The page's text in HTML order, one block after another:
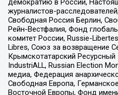
демократию в России,
журналистов-
Свободная Россия Берлин,
Рейн-Вестфалия, Фонд
комитет России, Russie-
Libres, Союз за возвращение
Крымскотатарский
IndustriALL, Russian Election
медиа, Федерация
Свободная Европа,
Восточной Европы, Фонд